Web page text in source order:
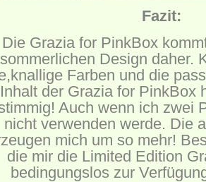
Fazit:
Die Grazia for PinkBox
sommerlichen Design daher.
Farben und die
der Grazia for PinkBox
Auch wenn ich zwei
nicht verwenden werde. Die
mich um so mehr!
die mir die Limited Edition
bedingungslos zur